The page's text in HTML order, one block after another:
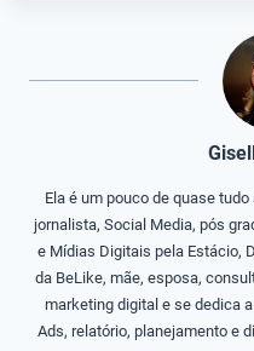
Ela é um pouco de quase
jornalista, Social Media, pós
e Mídias Digitais pela Estácio,
da BeLike, mãe, esposa,
marketing digital e se dedica
Ads, relatório, planejamento e